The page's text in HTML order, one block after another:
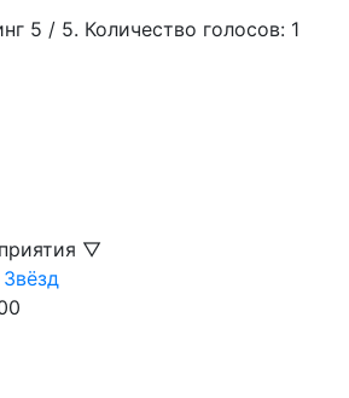
5 / 5. Количество голосов: 1
▽
Звёзд